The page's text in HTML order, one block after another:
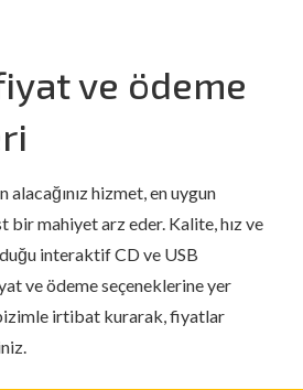
ve ödeme
hizmet, en uygun
mahiyet arz eder. Kalite, hız ve
interaktif CD ve USB
ve ödeme seçeneklerine yer
irtibat kurarak, fiyatlar